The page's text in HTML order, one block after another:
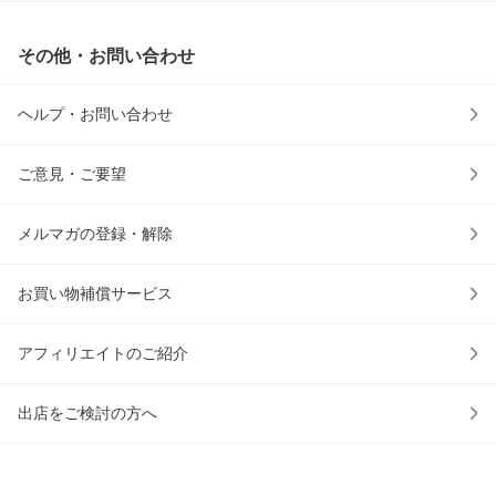
その他・お問い合わせ
ヘルプ・お問い合わせ
ご意見・ご要望
メルマガの登録・解除
お買い物補償サービス
アフィリエイトのご紹介
出店をご検討の方へ